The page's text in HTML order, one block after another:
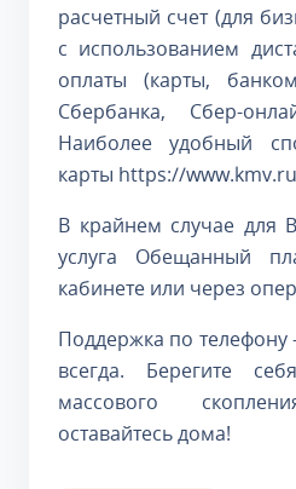
расчетный счет (для
с использованием
оплаты (карты,
Сбербанка, Сбер-
Наиболее удобный
карты https://
В крайнем случае для
услуга Обещанный
кабинете или через
Поддержка по телефону
всегда. Берегите
массового
оставайтесь дома!